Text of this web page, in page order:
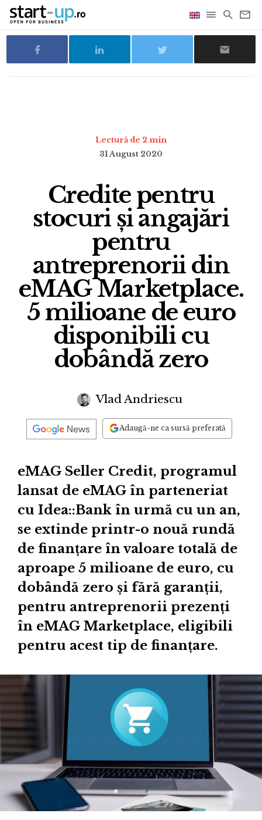
Lectură de 2 min
31 August 2020
Credite pentru
stocuri și angajări
pentru
antreprenorii din
eMAG Marketplace.
5 milioane de euro
disponibili cu
dobândă zero
Vlad Andriescu
Adaugă-ne ca sursă preferată
eMAG Seller Credit, programul
lansat de eMAG în parteneriat
cu Idea::Bank în urmă cu un an,
se extinde printr-o nouă rundă
de finanțare în valoare totală de
aproape 5 milioane de euro, cu
dobândă zero și fără garanții,
pentru antreprenorii prezenți
în eMAG Marketplace, eligibili
pentru acest tip de finanțare.